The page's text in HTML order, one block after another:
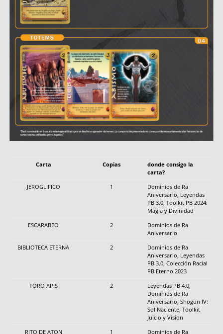
Carta Copias
donde consigo la
carta?
JEROGLIFICO
1
Dominios de Ra
Aniversario, Leyendas
PB 3.0, Toolkit PB 2024:
Magia y Divinidad
ESCARABEO
2
Dominios de Ra
Aniversario
BIBLIOTECA ETERNA
2
Dominios de Ra
Aniversario, Leyendas
PB 3.0, Colección Racial
PB Eterno 2023
TORO APIS
2
Leyendas PB 4.0,
Dominios de Ra
Aniversario, Shogun IV:
Sol Naciente, Toolkit
Juicio y Vision
RITO DE ATON
1
Dominios de Ra